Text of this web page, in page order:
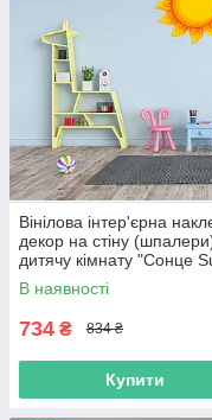
Вінілова інтер'єрна
декор на стіну
дитячу кімнату "Сонце
самоклеюча з Оракалу
В наявності
734 ₴ 834 ₴
Купити